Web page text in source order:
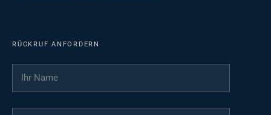
RÜCKRUF ANFORDERN
Ihr Name